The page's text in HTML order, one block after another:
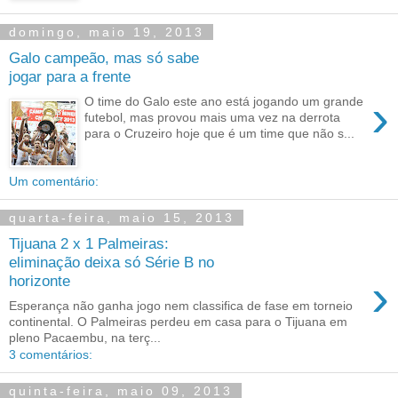
domingo, maio 19, 2013
Galo campeão, mas só sabe
jogar para a frente
›
O time do Galo este ano está jogando um grande
futebol, mas provou mais uma vez na derrota
para o Cruzeiro hoje que é um time que não s...
Um comentário:
quarta-feira, maio 15, 2013
Tijuana 2 x 1 Palmeiras:
eliminação deixa só Série B no
horizonte
›
Esperança não ganha jogo nem classifica de fase em torneio
continental. O Palmeiras perdeu em casa para o Tijuana em
pleno Pacaembu, na terç...
3 comentários:
quinta-feira, maio 09, 2013